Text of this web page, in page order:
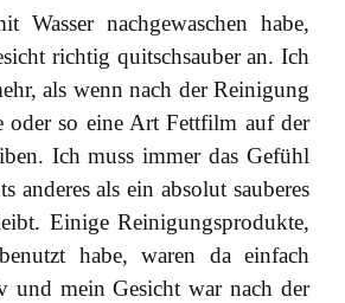
Wasser nachgewaschen habe,
richtig quitschsauber an. Ich
als wenn nach der Reinigung
oder so eine Art Fettfilm auf der
Ich muss immer das Gefühl
anderes als ein absolut sauberes
Einige Reinigungsprodukte,
habe, waren da einfach
und mein Gesicht war nach der